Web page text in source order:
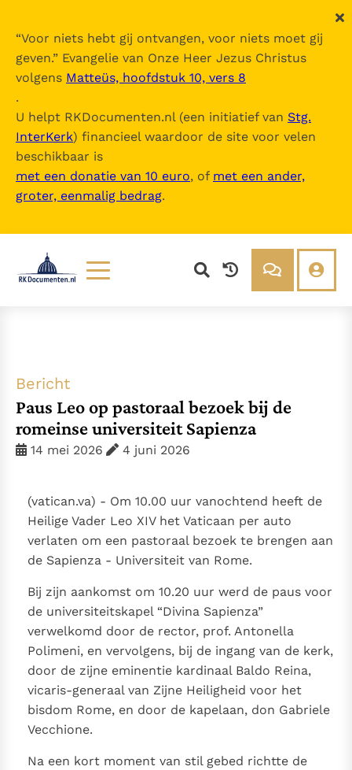
“Voor niets hebt gij ontvangen, voor niets moet gij
geven.” Evangelie van Onze Heer Jezus Christus
volgens Matteüs, hoofdstuk 10, vers 8
.
U helpt RKDocumenten.nl (een initiatief van Stg.
InterKerk) financieel waardoor de site voor velen
beschikbaar is
met een donatie van 10 euro, of met een ander,
groter, eenmalig bedrag.
Thema’s
Denzinger
Nieuwsbrief
Gebruiksvoorwaarden
In Christus wordt onze honger vervuld
Leer de kostbare parel van Gods koninkrijk te
herkennen
Gods Koninkrijk groeit stilletjes door liefde, niet door
heiligheid
Berichten
Het Vaticaan publiceert een nieuwe Latijnse uitgave
van het Romeins martyrologium
Vaticaanse financiële waakhond verliest autonomie
Paus spreekt het Wereldvoedselprogramma toe
Paus Leo XIV in Pavia: "De stad is zowel een gave als
een taak"
"naar het innerlijk" toe te keren.
Bericht
Paus Leo op pastoraal bezoek bij de
romeinse universiteit Sapienza
14 mei 2026 4 juni 2026
(vatican.va) - Om 10.00 uur vanochtend heeft de
Heilige Vader Leo XIV het Vaticaan per auto
verlaten om een pastoraal bezoek te brengen aan
de Sapienza - Universiteit van Rome.
Bij zijn aankomst om 10.20 uur werd de paus voor
de universiteitskapel “Divina Sapienza”
verwelkomd door de rector, prof. Antonella
Polimeni, en vervolgens, bij de ingang van de kerk,
door de zijne eminentie kardinaal Baldo Reina,
vicaris-generaal van Zijne Heiligheid voor het
bisdom Rome, en door de kapelaan, don Gabriele
Vecchione.
Na een kort moment van stil gebed richtte de